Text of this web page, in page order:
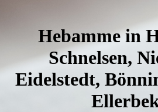
Hebamme in
Schnelsen,
Eidelstedt,